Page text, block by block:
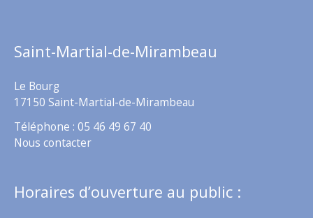
Saint-Martial-de-Mirambeau
Le Bourg
17150 Saint-Martial-de-Mirambeau
Téléphone : 05 46 49 67 40
Nous contacter
Horaires d’ouverture au public :